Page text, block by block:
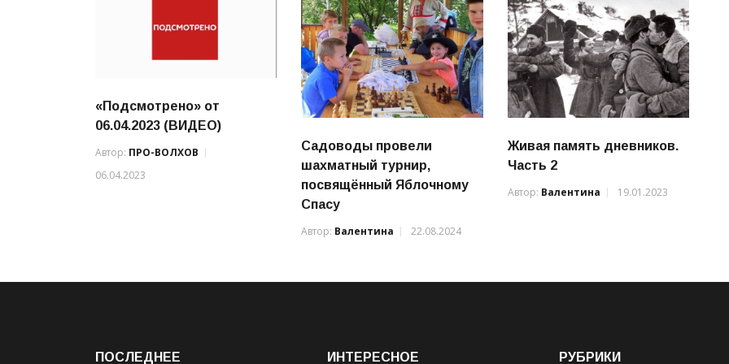
«Подсмотрено» от
06.04.2023 (ВИДЕО)
Автор: ПРО-ВОЛХОВ
06.04.2023
Садоводы провели
шахматный турнир,
посвящённый Яблочному
Спасу
Автор: Валентина 22.08.2024
Живая память дневников.
Часть 2
Автор: Валентина 19.01.2023
ПОСЛЕДНЕЕ ИНТЕРЕСНОЕ РУБРИКИ